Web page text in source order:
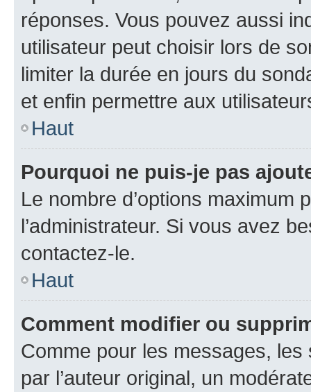
réponses. Vous pouvez aussi
utilisateur peut choisir lors de
limiter la durée en jours du
et enfin permettre aux
Haut
Pourquoi ne puis-je pas
Le nombre d’options maximum
l’administrateur. Si vous avez
contactez-le.
Haut
Comment modifier ou
Comme pour les messages,
par l’auteur original, un